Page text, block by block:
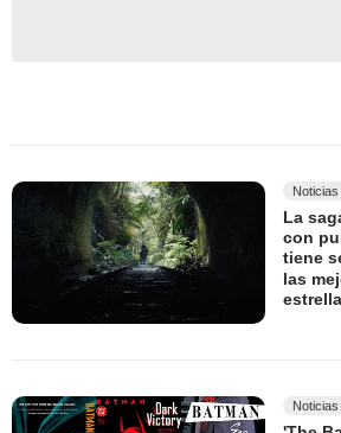
La
con
tiene
las